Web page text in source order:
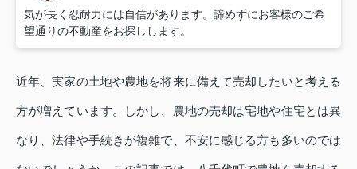
気が長く忍耐力には自信があります。諦めずにお客様のご希
望通りの不動産をお探しします。
近年、実家の土地や農地を将来に備えて売却したいと考える
方が増えています。しかし、農地の売却は宅地や住宅とは異
なり、法律や手続きが複雑で、不安に感じる方も多いのでは